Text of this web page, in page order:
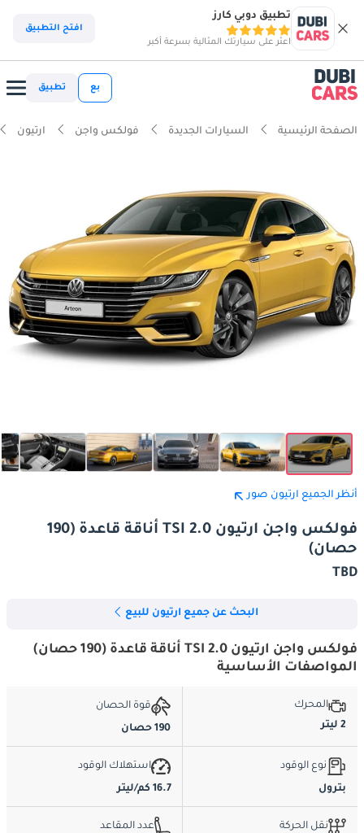
تطبيق دوبي كارز
اعثر على سيارتك المثالية بسرعة أكبر
افتح التطبيق
بع تطبيق
الصفحة الرئيسية السيارات الجديدة فولكس واجن ارتيون
أنظر الجميع ارتيون صور
فولكس واجن ارتيون 2.0 TSI أناقة قاعدة (190
حصان)
TBD
البحث عن جميع ارتيون للبيع
فولكس واجن ارتيون 2.0 TSI أناقة قاعدة (190 حصان)
المواصفات الأساسية
المحرك
2 ليتر
قوة الحصان
190 حصان
نوع الوقود
بترول
استهلاك الوقود
16.7 كم/ليتر
نقل الحركة
عدد المقاعد